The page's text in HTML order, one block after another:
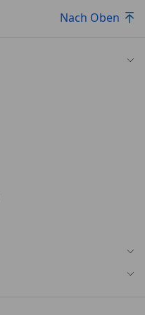
Nach Oben